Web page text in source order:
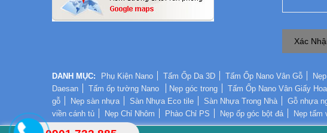
Xác
DANH MỤC: Phụ Kiện Nano Tấm Ốp Da 3D Tấm Ốp Nano Vân Gỗ
Daesan
Tấm ốp tường Nano Nẹp góc trong Tấm Ốp Nano Vân Giấy Hoa
gỗ
Nẹp sàn nhựa Sàn Nhựa Eco tile Sàn Nhựa Trong Nhà Gỗ nhựa
viền cánh tủ
Nẹp Chỉ Nhôm Phào Chỉ PS Nẹp ốp góc bột đá Nẹp tấm